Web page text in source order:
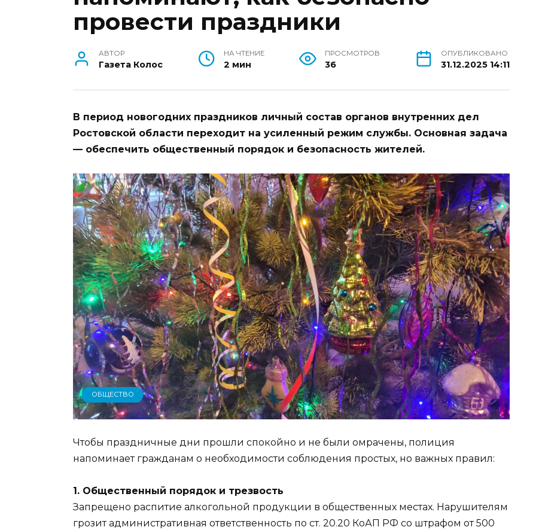
провести праздники
АВТОР
Газета Колос
НА ЧТЕНИЕ
2 мин
ПРОСМОТРОВ
36
ОПУБЛИКОВАНО
31.12.2025 14:11
В период новогодних праздников личный состав органов внутренних дел
Ростовской области переходит на усиленный режим службы. Основная задача
— обеспечить общественный порядок и безопасность жителей.
ОБЩЕСТВО
Чтобы праздничные дни прошли спокойно и не были омрачены, полиция
напоминает гражданам о необходимости соблюдения простых, но важных правил:
1. Общественный порядок и трезвость
Запрещено распитие алкогольной продукции в общественных местах. Нарушителям
грозит административная ответственность по ст. 20.20 КоАП РФ со штрафом от 500